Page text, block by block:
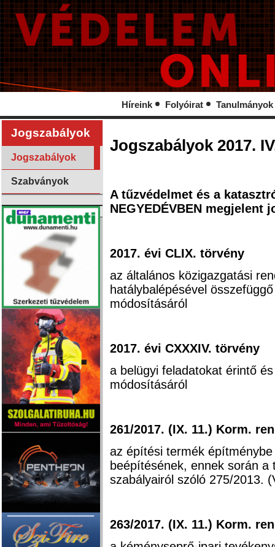
Híreink Folyóirat Tanulmányok
Jogszabályok
Jogszabályok
Szabványok
Jogszabályok 2017.
A tűzvédelmet és a
NEGYEDÉVBEN megjelent
2017. évi CLIX. törvény
az általános közigazgatási
hatálybalépésével
módosításáról
2017. évi CXXXIV. törvény
a belügyi feladatokat érintő
módosításáról
261/2017. (IX. 11.) Korm.
az építési termék
beépítésének, ennek során
szabályairól szóló 275/2013.
263/2017. (IX. 11.) Korm.